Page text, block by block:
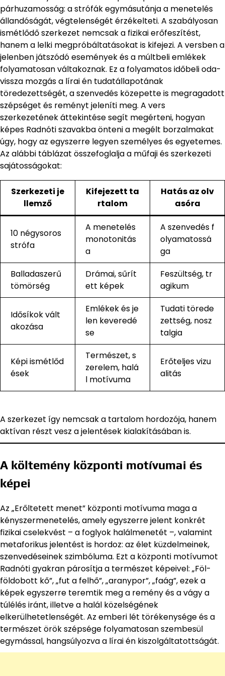
párhuzamosság: a strófák egymásutánja a menetelés
állandóságát, végtelenségét érzékelteti. A szabályosan
ismétlődő szerkezet nemcsak a fizikai erőfeszítést,
hanem a lelki megpróbáltatásokat is kifejezi. A versben a
jelenben játszódó események és a múltbeli emlékek
folyamatosan váltakoznak. Ez a folyamatos időbeli oda-
vissza mozgás a lírai én tudatállapotának
töredezettségét, a szenvedés közepette is megragadott
szépséget és reményt jeleníti meg. A vers
szerkezetének áttekintése segít megérteni, hogyan
képes Radnóti szavakba önteni a megélt borzalmakat
úgy, hogy az egyszerre legyen személyes és egyetemes.
Az alábbi táblázat összefoglalja a műfaji és szerkezeti
sajátosságokat:
Szerkezeti je
llemző
Kifejezett ta
rtalom
Hatás az olv
asóra
10 négysoros
strófa
A menetelés
monotonitás
a
A szenvedés f
olyamatossá
ga
Balladaszerű
tömörség
Drámai, sűrít
ett képek
Feszültség, tr
agikum
Idősíkok vált
akozása
Emlékek és je
len keveredé
se
Tudati törede
zettség, nosz
talgia
Képi ismétlőd
ések
Természet, s
zerelem, halá
l motívuma
Erőteljes vizu
alitás
A szerkezet így nemcsak a tartalom hordozója, hanem
aktívan részt vesz a jelentések kialakításában is.
A költemény központi motívumai és
képei
Az „Erőltetett menet” központi motívuma maga a
kényszermenetelés, amely egyszerre jelent konkrét
fizikai cselekvést – a foglyok halálmenetét –, valamint
metaforikus jelentést is hordoz: az élet küzdelmeinek,
szenvedéseinek szimbóluma. Ezt a központi motívumot
Radnóti gyakran párosítja a természet képeivel: „Föl-
földobott kő”, „fut a felhő”, „aranypor”, „faág”, ezek a
képek egyszerre teremtik meg a remény és a vágy a
túlélés iránt, illetve a halál közelségének
elkerülhetetlenségét. Az emberi lét törékenysége és a
természet örök szépsége folyamatosan szembesül
egymással, hangsúlyozva a lírai én kiszolgáltatottságát.